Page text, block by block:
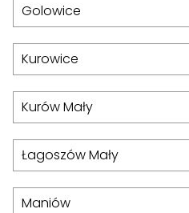
Golowice
Kurowice
Kurów Mały
Łagoszów Mały
Maniów